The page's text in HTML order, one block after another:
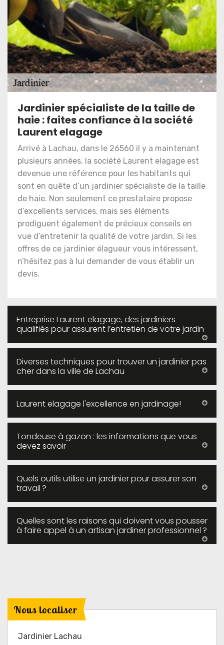
Jardinier spécialiste de la taille de
haie : faites confiance à la société
Laurent elagage
Arrivé à Lachau, dans le 26560 il y a maintenant
plusieurs années, la société Laurent elagage est
devenue une référence pour les habitants qui
sont en quête d’un jardinier spécialiste de la taille
de haie. Non seulement ce prestataire propose
d’excellents services, mais ses éléments
prodiguent également de précieux conseils en
vue d’entretenir la qualité de votre jardin. Si les
offres de ce jardinier élagueur vous intéressent,
n’hésitez pas à lui demander de vous établir un
devis.
Entreprise Laurent elagage, des jardiniers
qualifiés pour assurent l’entretien de votre jardin
Diverses techniques pour trouver un jardinier pas
cher dans la ville de Lachau
Laurent elagage l'excellence en jardinage!
Tondeuse à gazon : les informations que vous
devez savoir
Quels outils utilise un jardinier pour assurer son
travail ?
Quelles sont les raisons qui doivent vous pousser
à faire appel à un artisan jardiner professionnel ?
Nous localiser
Jardinier Lachau